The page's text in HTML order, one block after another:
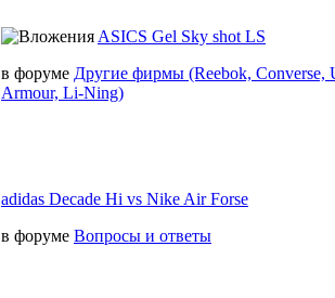
ASICS Gel Sky shot LS
в форуме Другие фирмы (Reebok, Converse,
Armour, Li-Ning)
adidas Decade Hi vs Nike Air Forse
в форуме Вопросы и ответы